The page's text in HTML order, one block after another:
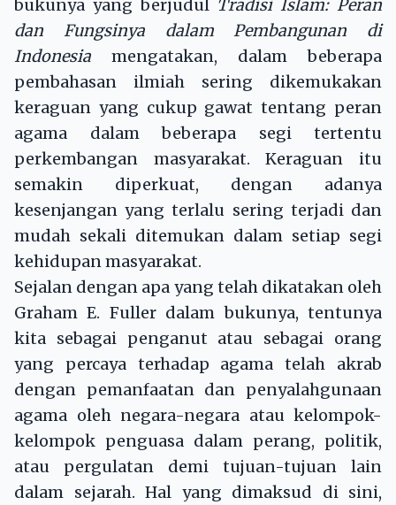
bukunya yang berjudul Tradisi Islam: Peran
dan Fungsinya dalam Pembangunan di
Indonesia mengatakan, dalam beberapa
pembahasan ilmiah sering dikemukakan
keraguan yang cukup gawat tentang peran
agama dalam beberapa segi tertentu
perkembangan masyarakat. Keraguan itu
semakin diperkuat, dengan adanya
kesenjangan yang terlalu sering terjadi dan
mudah sekali ditemukan dalam setiap segi
kehidupan masyarakat.
Sejalan dengan apa yang telah dikatakan oleh
Graham E. Fuller dalam bukunya, tentunya
kita sebagai penganut atau sebagai orang
yang percaya terhadap agama telah akrab
dengan pemanfaatan dan penyalahgunaan
agama oleh negara-negara atau kelompok-
kelompok penguasa dalam perang, politik,
atau pergulatan demi tujuan-tujuan lain
dalam sejarah. Hal yang dimaksud di sini,